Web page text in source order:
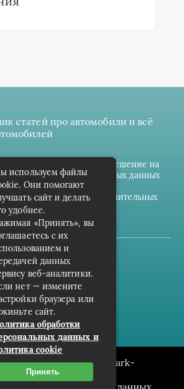
статей про автомобили и всё
ресурсом вы даёте разрешение на
своих персональных данных
согласноПравилам
предоставлена в ознакомительных
целях.
(c) cpark-avto.ru
Карта сайта
О проекте
Архив
с редакцией сайта: cpark-
avto.ru@mailwebsite.ru
используем файлы
Они помогают
сайт и делать
удобнее.
«Принять», вы
с их
и
данных
веб-аналитики.
нет — измените
браузера или
сайт.
обработки
данных и
cookie
Принять